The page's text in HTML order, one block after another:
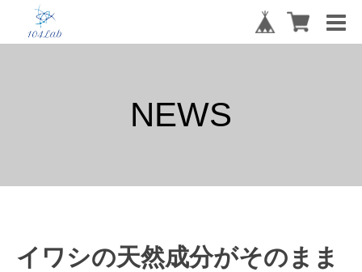
NEWS
イワシの天然成分がそのまま